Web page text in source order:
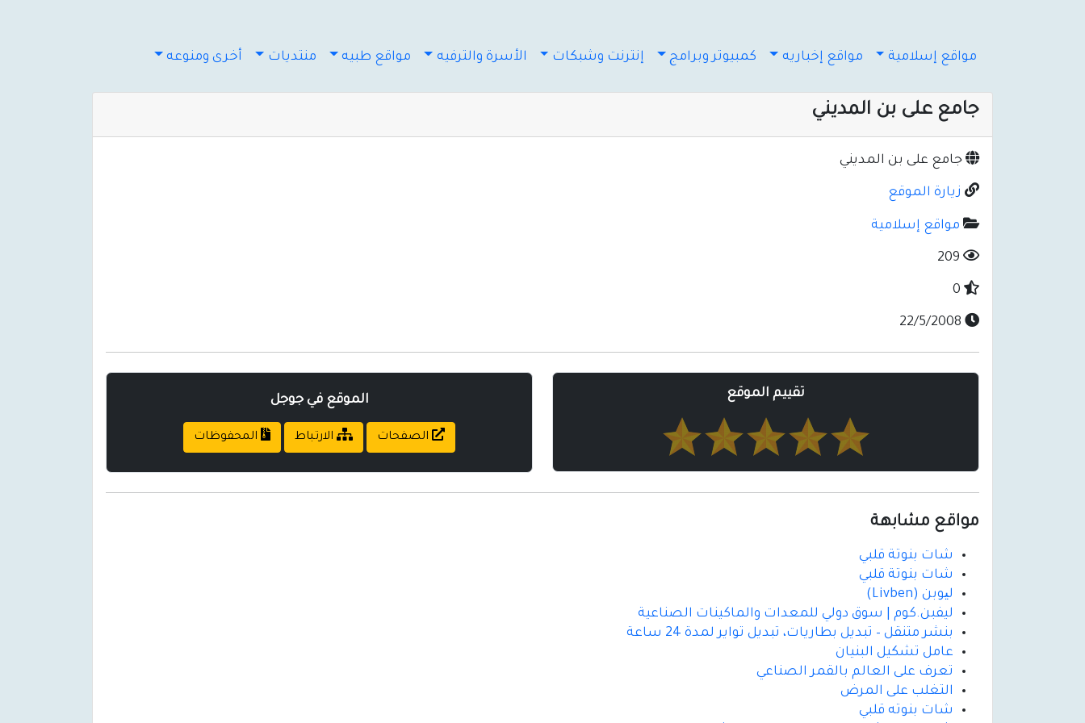
مواقع إسلامية مواقع إخباريه كمبيوتر وبرامج إنترنت وشبكات الأسرة والترفيه مواقع طبيه منتديات أخرى ومنوعه
جامع على بن المديني
جامع على بن المديني
زيارة الموقع
مواقع إسلامية
تقييم الموقع الموقع في جوجل
الصفحات الارتباط المحفوظات
مواقع مشابهة
شات بنوتة قلبي
شات بنوتة قلبي
لیوبن (Livben)
ليفبن.كوم | سوق دولي للمعدات والماكينات الصناعية
بنشر متنقل – تبديل بطاريات، تبديل تواير لمدة 24 ساعة
عامل تشكيل البنيان
تعرف على العالم بالقمر الصناعي
التغلب على المرض
شات بنوته قلبي